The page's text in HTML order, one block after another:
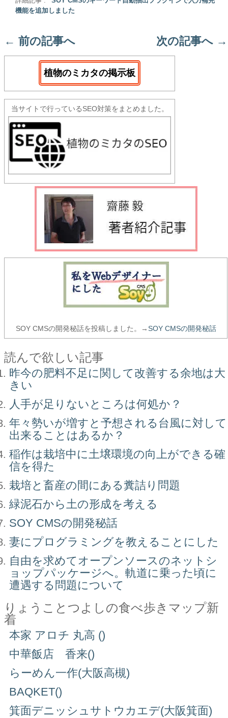
機能を追加しました
← 前の記事へ 次の記事へ →
植物のミカタの掲示板
当サイトで行っているSEO対策をまとめました。
SOY CMSの開発秘話を投稿しました。→SOY CMSの開発秘話
読んで欲しい記事
昨今の肥料不足に関して改善する余地は大
きい
人手が足りないところは何処か？
年々勢いが増すと予想される台風に対して
出来ることはあるか？
稲作は栽培中に土壌環境の向上ができる確
信を得た
栽培と畜産の間にある糞詰り問題
緑泥石から土の形成を考える
SOY CMSの開発秘話
妻にプログラミングを教えることにした
自由を求めてオープンソースのネットシ
ョップパッケージへ。軌道に乗った頃に
遭遇する問題について
りょうことつよしの食べ歩きマップ新
着
本家 アロチ 丸高 ()
中華飯店 香来()
らーめん一作(大阪高槻)
BAQKET()
箕面デニッシュサトウカエデ(大阪箕面)